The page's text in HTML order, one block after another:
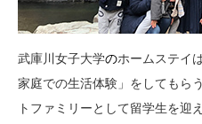
武庫川女子大学のホームステイ
家庭での生活体験」をしてもら
トファミリーとして留学生を迎